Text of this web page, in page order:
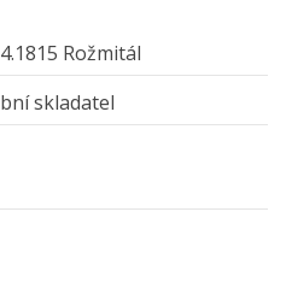
Rožmitál
skladatel